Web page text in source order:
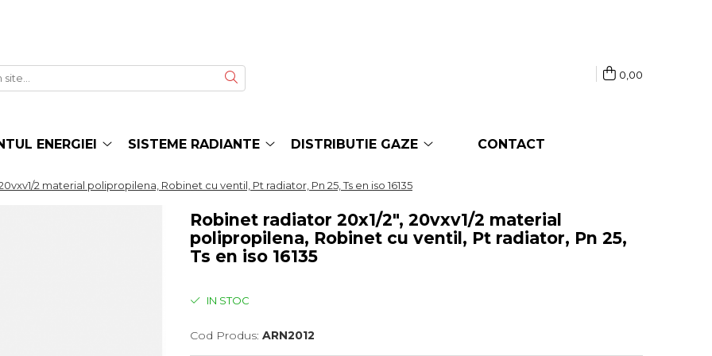
0,00
ENERGIEI SISTEME RADIANTE DISTRIBUTIE GAZE CONTACT
2 material polipropilena, Robinet cu ventil, Pt radiator, Pn 25, Ts en iso 16135
Robinet radiator 20x1/2", 20vxv1/2 material
polipropilena, Robinet cu ventil, Pt radiator, Pn 25,
Ts en iso 16135
IN STOC
Cod Produs: ARN2012